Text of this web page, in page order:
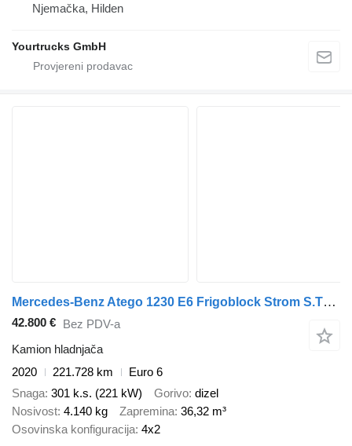
Njemačka, Hilden
Yourtrucks GmbH
Mercedes-Benz Atego 1230 E6 Frigoblock Strom S.Tür LBW
42.800 € Bez PDV-a
Kamion hladnjača
2020
221.728 km
Euro 6
Snaga 301 k.s. (221 kW) Gorivo dizel
Nosivost 4.140 kg Zapremina 36,32 m³
Osovinska konfiguracija 4x2